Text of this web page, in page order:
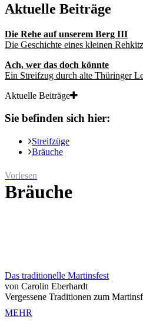
Aktuelle Beiträge
Die Rehe auf unserem Berg III
Die Geschichte eines kleinen
Ach, wer das doch könnte
Ein Streifzug durch alte Thüringer
Aktuelle Beiträge
Sie befinden sich hier:
Streifzüge
Bräuche
Vorlesen
Bräuche
Das traditionelle Martinsfest
von Carolin Eberhardt
Vergessene Traditionen zum
MEHR